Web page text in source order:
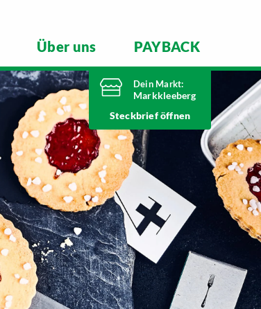
Über uns PAYBACK
Dein Markt:
Markkleeberg
Heute bis
Telefonnummer
0341 35390
Städtelner Straße 54
04416 Markkleeberg
Markt ändern
Steckbrief